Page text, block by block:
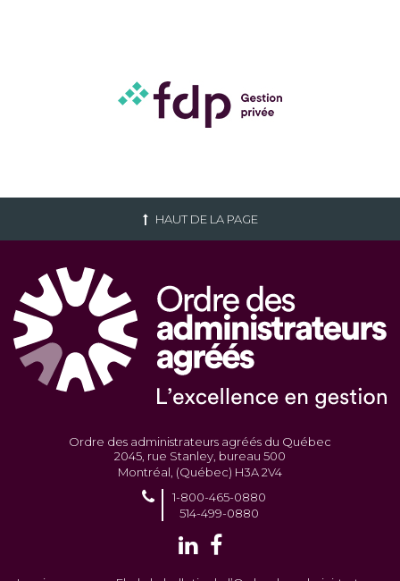
HAUT DE LA PAGE
Ordre des administrateurs agréés du Québec
2045, rue Stanley, bureau 500
Montréal, (Québec) H3A 2V4
1-800-465-0880
514-499-0880